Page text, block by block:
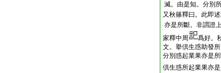
滅。由是知。分別
又秋篠釋曰。此即
亦是所斷。非謂證
家釋中周
爲好。
文。擧倶生惑助發
分別惑起業果亦是
倶生惑所起業果亦